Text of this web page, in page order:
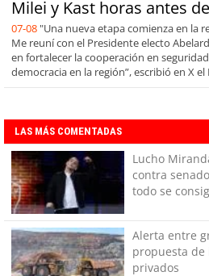
Milei y Kast horas antes
07-08 "Una nueva etapa comienza en la
Me reuní con el Presidente electo
en fortalecer la cooperación en
democracia en la región”, escribió en X
LAS MÁS COMENTADAS
Lucho
contra
todo se
Alerta entre
propuesta
privados